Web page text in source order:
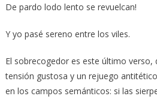
De pardo lodo lento se revuelcan!
Y yo pasé sereno entre los viles.
El sobrecogedor es este último verso,
tensión gustosa y un rejuego
en los campos semánticos: si las